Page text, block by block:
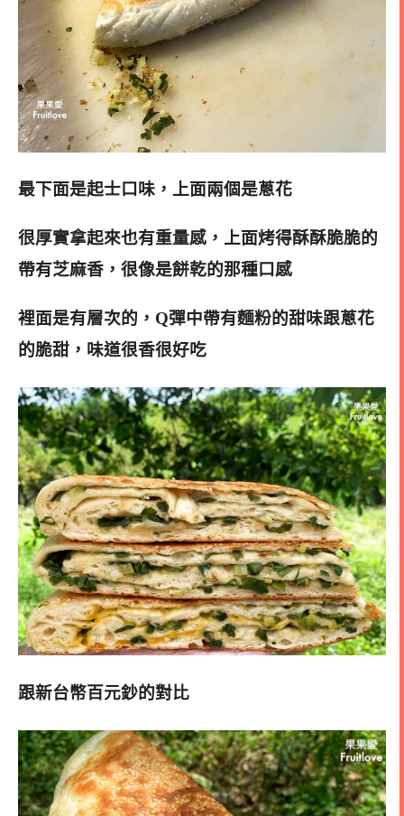
最下面是起士口味 ，上面兩個是蔥花
很厚實拿起來也有重量感，上面烤得酥酥脆脆的
帶有芝麻香，很像是餅乾的那種口感
裡面是有層次的，Q彈中帶有麵粉的甜味跟蔥花
的脆甜，味道很香很好吃
跟新台幣百元鈔的對比